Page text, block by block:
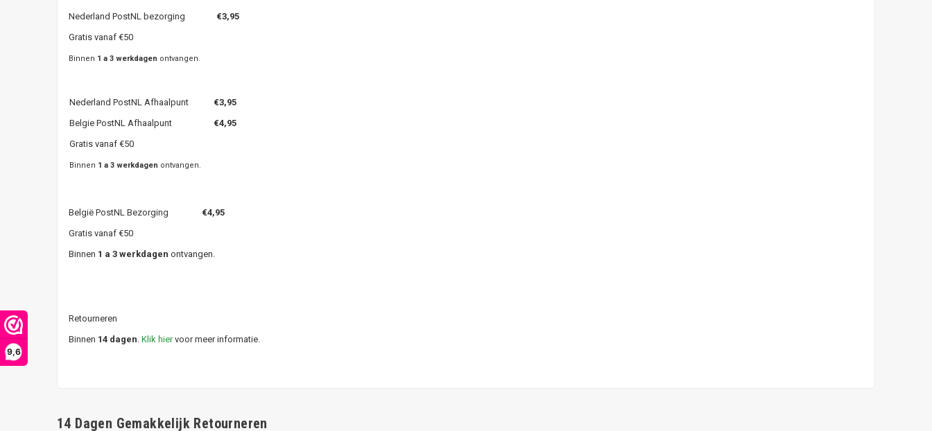
9,6
Nederland PostNL bezorging €3,95
Gratis vanaf €50
Binnen 1 a 3 werkdagen ontvangen.
Nederland PostNL Afhaalpunt €3,95
Belgie PostNL Afhaalpunt
€4,95
Gratis vanaf €50
Binnen 1 a 3 werkdagen ontvangen.
België PostNL Bezorging €4,95
Gratis vanaf €50
Binnen 1 a 3 werkdagen ontvangen.
Retourneren
Binnen 14 dagen. Klik hiervoor meer informatie.
14 Dagen Gemakkelijk Retourneren